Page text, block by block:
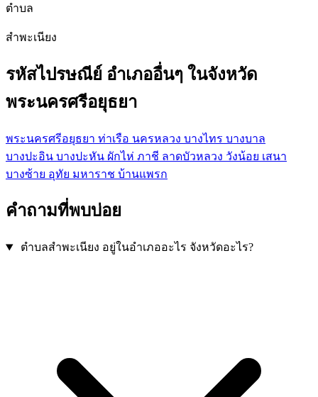
ตำบล
สำพะเนียง
รหัสไปรษณีย์ อำเภออื่นๆ ในจังหวัด
พระนครศรีอยุธยา
พระนครศรีอยุธยา ท่าเรือ นครหลวง บางไทร บางบาล
บางปะอิน บางปะหัน ผักไห่ ภาชี ลาดบัวหลวง วังน้อย เสนา
บางซ้าย อุทัย มหาราช บ้านแพรก
คำถามที่พบบ่อย
ตำบลสำพะเนียง อยู่ในอำเภออะไร จังหวัดอะไร?